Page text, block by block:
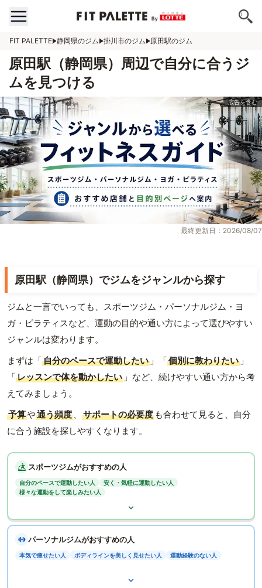
FIT PALETTE 静岡県のジム 掛川市のジム 原田駅のジム
原田駅（静岡県）周辺で自分に合うジ
ムを見つける
最終更新日：2026/08/07
原田駅（静岡県）でジムをジャンルから探す
ジムと一言でいっても、スポーツジム・パーソナルジム・ヨ
ガ・ピラティスなど、運動の目的や通い方によって選びやすい
ジャンルは変わります。
まずは「自分のペースで運動したい 」「個別に教わりたい 」
「レッスンで体を動かしたい 」など、続けやすい通い方から考
えてみましょう。
予算や通う頻度 、 サポートの必要度 も合わせて見ると、自分
に合う施設を探しやすくなります。
スポーツジムがおすすめの人
自分のペースで運動したい人
安く・気軽に運動したい人
様々な運動をして楽しみたい人
パーソナルジムがおすすめの人
本気で痩せたい人 ボディラインを美しく見せたい人 運動経験のない人